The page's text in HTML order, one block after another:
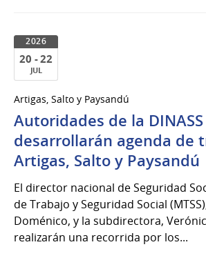
2026
20 - 22
JUL
al
22
de
Jul
del
2026
Artigas, Salto y Paysandú
Autoridades de la DINASS
desarrollarán agenda de
Artigas, Salto y Paysandú
El director nacional de Seguridad
de Trabajo y Seguridad Social
Doménico, y la subdirectora,
realizarán una recorrida por los...